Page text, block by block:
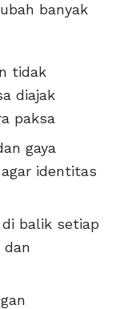
banyak
tidak
diajak
paksa
gaya
identitas
balik setiap
dan